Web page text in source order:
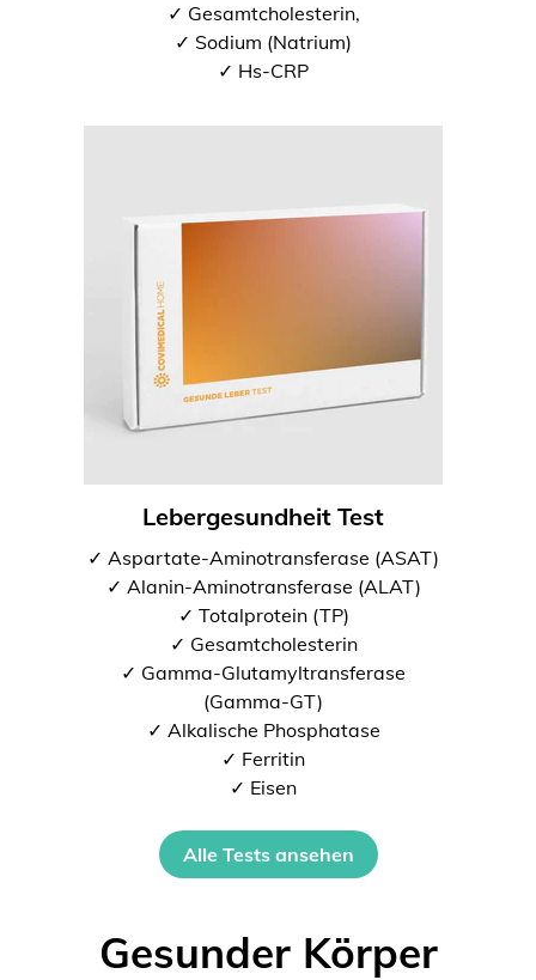
✓ Gesamtcholesterin,
✓ Sodium (Natrium)
✓ Hs-CRP
Lebergesundheit Test
✓ Aspartate-Aminotransferase (ASAT)
✓ Alanin-Aminotransferase (ALAT)
✓ Totalprotein (TP)
✓ Gesamtcholesterin
✓ Gamma-Glutamyltransferase
(Gamma-GT)
✓ Alkalische Phosphatase
✓ Ferritin
✓ Eisen
Alle Tests ansehen
Gesunder Körper